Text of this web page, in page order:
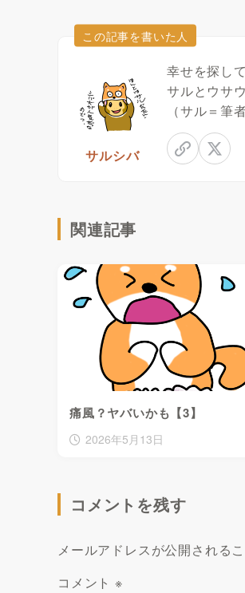
この記事を書いた人
サルシバ
幸せを探し
サルとウサ
（サル＝筆
関連記事
痛風？ヤバいかも【3】
2026年5月13日
コメントを残す
メールアドレスが公開される
コメント ※